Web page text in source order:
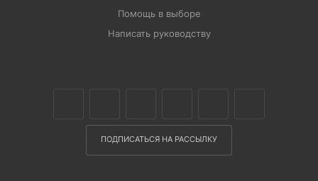
Помощь в выборе
Написать руководству
ПОДПИСАТЬСЯ НА РАССЫЛКУ